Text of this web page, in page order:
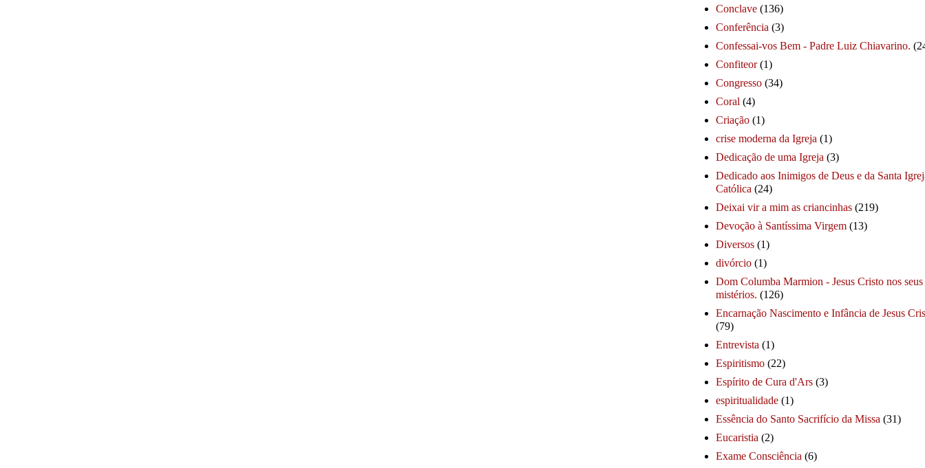
Conclave (136)
Conferência (3)
Confessai-vos Bem - Padre Luiz Chiavarino.
Confiteor (1)
Congresso (34)
Coral (4)
Criação (1)
crise moderna da Igreja (1)
Dedicação de uma Igreja (3)
Dedicado aos Inimigos de Deus e da Santa
Católica (24)
Deixai vir a mim as criancinhas (219)
Devoção à Santíssima Virgem (13)
Diversos (1)
divórcio (1)
Dom Columba Marmion - Jesus Cristo nos seus
mistérios. (126)
Encarnação Nascimento e Infância de Jesus
(79)
Entrevista (1)
Espiritismo (22)
Espírito de Cura d'Ars (3)
espiritualidade (1)
Essência do Santo Sacrifício da Missa (31)
Eucaristia (2)
Exame Consciência (6)